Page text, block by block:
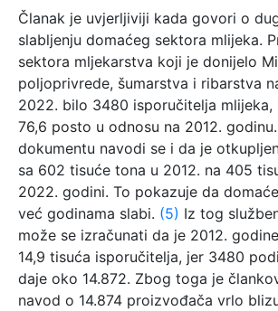
Članak je uvjerljiviji kada govori o
slabljenju domaćeg sektora mlijeka.
sektora mljekarstva koji je donijelo
poljoprivrede, šumarstva i ribarstva
2022. bilo 3480 isporučitelja mlijeka,
76,6 posto u odnosu na 2012.
dokumentu navodi se i da je
sa 602 tisuće tona u 2012. na 405
2022. godini. To pokazuje da
već godinama slabi. (5) Iz tog
može se izračunati da je 2012.
14,9 tisuća isporučitelja, jer 3480
daje oko 14.872. Zbog toga je
navod o 14.874 proizvođača vrlo